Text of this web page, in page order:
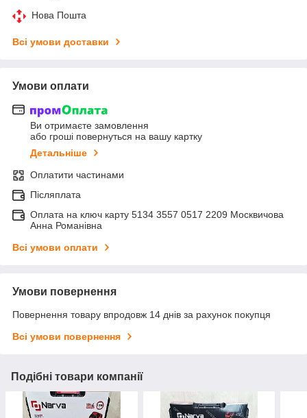
Нова Пошта
Всі умови доставки
Умови оплати
Ви отримаєте замовлення
або гроші повернуться на вашу картку
Детальніше
Оплатити частинами
Післяплата
Оплата на ключ карту 5134 3557 0517 2209 Москвичова
Анна Романівна
Всі умови оплати
Умови повернення
Повернення товару впродовж 14 днів за рахунок покупця
Всі умови повернення
Подібні товари компанії